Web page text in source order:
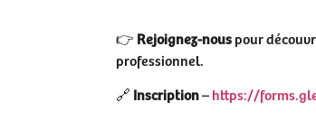
👉 Rejoignez-nouspour
professionnel.
🔗 Inscription–https://